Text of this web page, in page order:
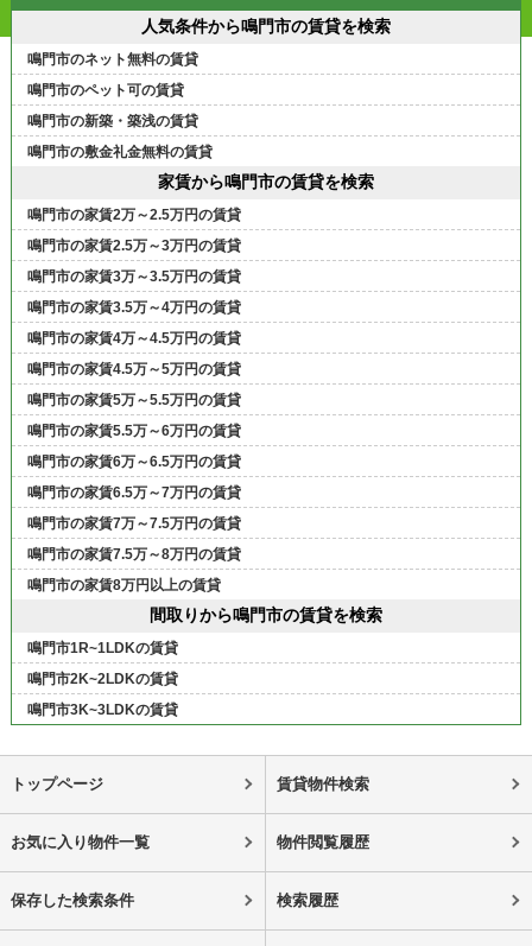
人気条件から鳴門市の賃貸を検索
鳴門市のネット無料の賃貸
鳴門市のペット可の賃貸
鳴門市の新築・築浅の賃貸
鳴門市の敷金礼金無料の賃貸
家賃から鳴門市の賃貸を検索
鳴門市の家賃2万～2.5万円の賃貸
鳴門市の家賃2.5万～3万円の賃貸
鳴門市の家賃3万～3.5万円の賃貸
鳴門市の家賃3.5万～4万円の賃貸
鳴門市の家賃4万～4.5万円の賃貸
鳴門市の家賃4.5万～5万円の賃貸
鳴門市の家賃5万～5.5万円の賃貸
鳴門市の家賃5.5万～6万円の賃貸
鳴門市の家賃6万～6.5万円の賃貸
鳴門市の家賃6.5万～7万円の賃貸
鳴門市の家賃7万～7.5万円の賃貸
鳴門市の家賃7.5万～8万円の賃貸
鳴門市の家賃8万円以上の賃貸
間取りから鳴門市の賃貸を検索
鳴門市1R~1LDKの賃貸
鳴門市2K~2LDKの賃貸
鳴門市3K~3LDKの賃貸
トップページ 賃貸物件検索
お気に入り物件一覧 物件閲覧履歴
保存した検索条件 検索履歴